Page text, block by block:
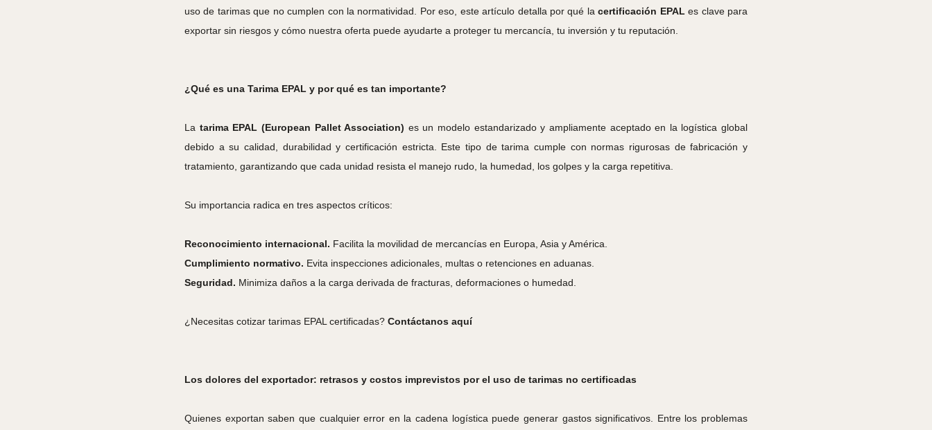
uso de tarimas que no cumplen con la normatividad. Por eso, este artículo detalla por qué lacertificación EPAL es clave para
exportar sin riesgos y cómo nuestra oferta puede ayudarte a proteger tu mercancía, tu inversión y tu reputación.
¿Qué es una Tarima EPAL y por qué es tan importante?
La tarima EPAL (European Pallet Association) es un modelo estandarizado y ampliamente aceptado en la logística global
debido a su calidad, durabilidad y certificación estricta. Este tipo de tarima cumple con normas rigurosas de fabricación y
tratamiento, garantizando que cada unidad resista el manejo rudo, la humedad, los golpes y la carga repetitiva.
Su importancia radica en tres aspectos críticos:
Reconocimiento internacional. Facilita la movilidad de mercancías en Europa, Asia y América.
Cumplimiento normativo. Evita inspecciones adicionales, multas o retenciones en aduanas.
Seguridad. Minimiza daños a la carga derivada de fracturas, deformaciones o humedad.
¿Necesitas cotizar tarimas EPAL certificadas? Contáctanos aquí
Los dolores del exportador: retrasos y costos imprevistos por el uso de tarimas no certificadas
Quienes exportan saben que cualquier error en la cadena logística puede generar gastos significativos. Entre los problemas